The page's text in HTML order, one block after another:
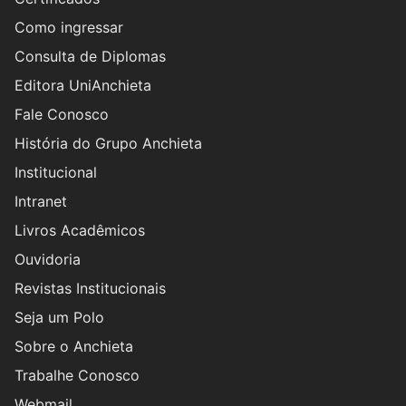
Como ingressar
Consulta de Diplomas
Editora UniAnchieta
Fale Conosco
História do Grupo Anchieta
Institucional
Intranet
Livros Acadêmicos
Ouvidoria
Revistas Institucionais
Seja um Polo
Sobre o Anchieta
Trabalhe Conosco